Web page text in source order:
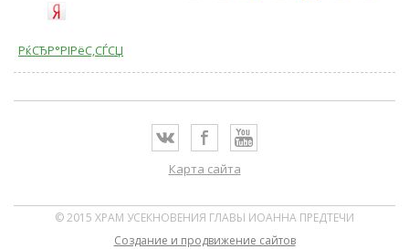
РќСЂР°РІРёС‚СЃСЏ
Карта сайта
© 2015 ХРАМ УСЕКНОВЕНИЯ ГЛАВЫ ИОАННА ПРЕДТЕЧИ
Cоздание и продвижение сайтов